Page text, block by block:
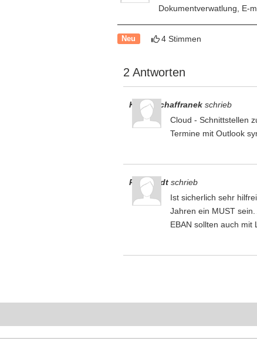
Dokumentverwatlung, E-
Neu 4 Stimmen
2 Antworten
Klaus Schaffranek schrieb
Cloud - Schnittstellen
Termine mit Outlook
Reinhardt schrieb
Ist sicherlich sehr
Jahren ein MUST
EBAN sollten auch mit